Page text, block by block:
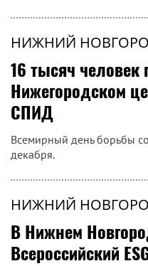
НИЖНИЙ
16 тысяч человек
Нижегородском
СПИД
Всемирный день борьбы
декабря.
НИЖНИЙ
В Нижнем
Всероссийский